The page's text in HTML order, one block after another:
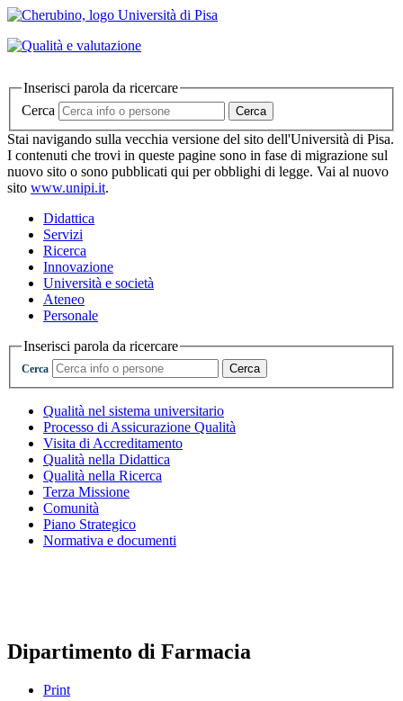
Inserisci parola da ricercare
Cerca
Cerca
Stai navigando sulla vecchia versione del sito dell'Università di Pisa.
I contenuti che trovi in queste pagine sono in fase di migrazione sul
nuovo sito o sono pubblicati qui per obblighi di legge. Vai al nuovo
sito www.unipi.it.
Didattica
Servizi
Ricerca
Innovazione
Università e società
Ateneo
Personale
Inserisci parola da ricercare
Cerca Cerca
Qualità nel sistema universitario
Processo di Assicurazione Qualità
Visita di Accreditamento
Qualità nella Didattica
Qualità nella Ricerca
Terza Missione
Comunità
Piano Strategico
Normativa e documenti
Dipartimento di Farmacia
Print